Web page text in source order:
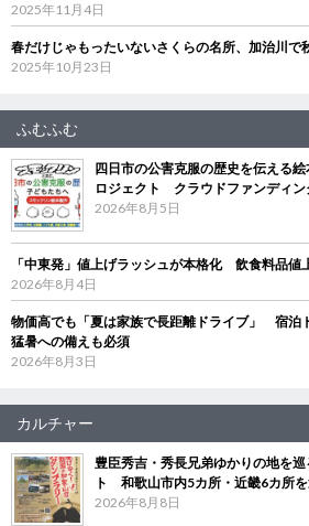
2025年11月4日
春だけじゃもったいないさくらの名所、加治川で
2025年10月23日
ふむふむ
四日市の公害克服の歴史を伝える
ロジェクト クラウドファンディン
2026年8月5日
「中東発」値上げラッシュが本格化 飲食料品値
2026年8月4日
物価高でも「夏は家族で長距離ドライブ」 宿泊
猛暑への備えも必須
2026年8月3日
カルチャー
豊臣秀吉・秀長兄弟ゆかりの地を
ト 和歌山市内5カ所・近畿6カ所
2026年8月8日